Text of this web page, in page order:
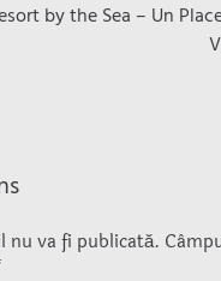
by the Sea – Un
nu va fi publicată.